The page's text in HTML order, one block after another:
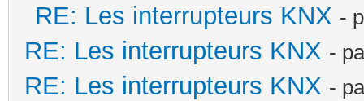
RE: Les interrupteurs KNX -
RE: Les interrupteurs KNX -
RE: Les interrupteurs KNX -